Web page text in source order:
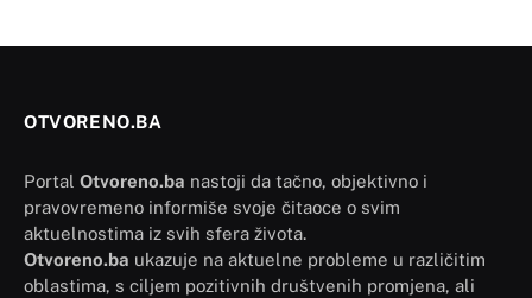
OTVORENO.BA
Portal Otvoreno.ba nastoji da tačno, objektivno i
pravovremeno informiše svoje čitaoce o svim
aktuelnostima iz svih sfera života.
Otvoreno.ba ukazuje na aktuelne probleme u različitim
oblastima, s ciljem pozitivnih društvenih promjena, ali